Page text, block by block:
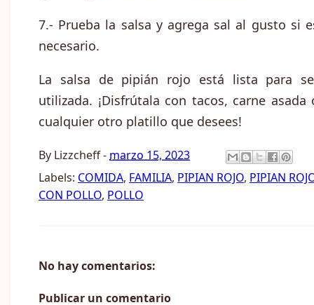
7.- Prueba la salsa y agrega sal al gusto si
necesario.
La salsa de pipián rojo está lista para
utilizada. ¡Disfrútala con tacos, carne asada
cualquier otro platillo que desees!
By Lizzcheff-marzo 15, 2023
Labels: COMIDA, FAMILIA, PIPIAN ROJO, PIPIAN
CON POLLO, POLLO
No hay comentarios:
Publicar un comentario